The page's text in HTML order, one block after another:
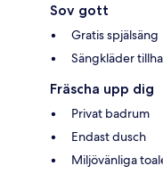
Sov gott
Gratis spjälsäng
Sängkläder
Fräscha upp dig
Privat badrum
Endast dusch
Miljövänliga